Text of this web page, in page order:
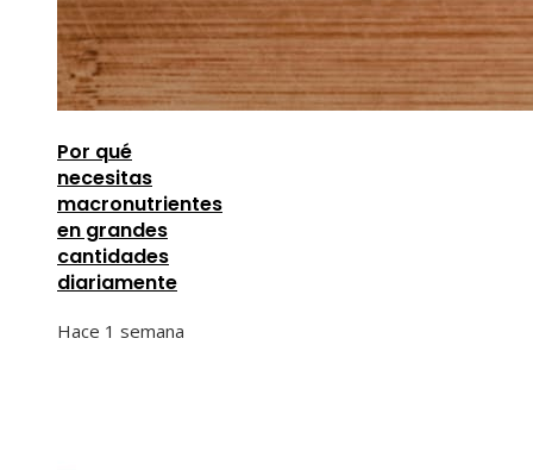
Por qué
necesitas
macronutrientes
en grandes
cantidades
diariamente
Hace 1 semana